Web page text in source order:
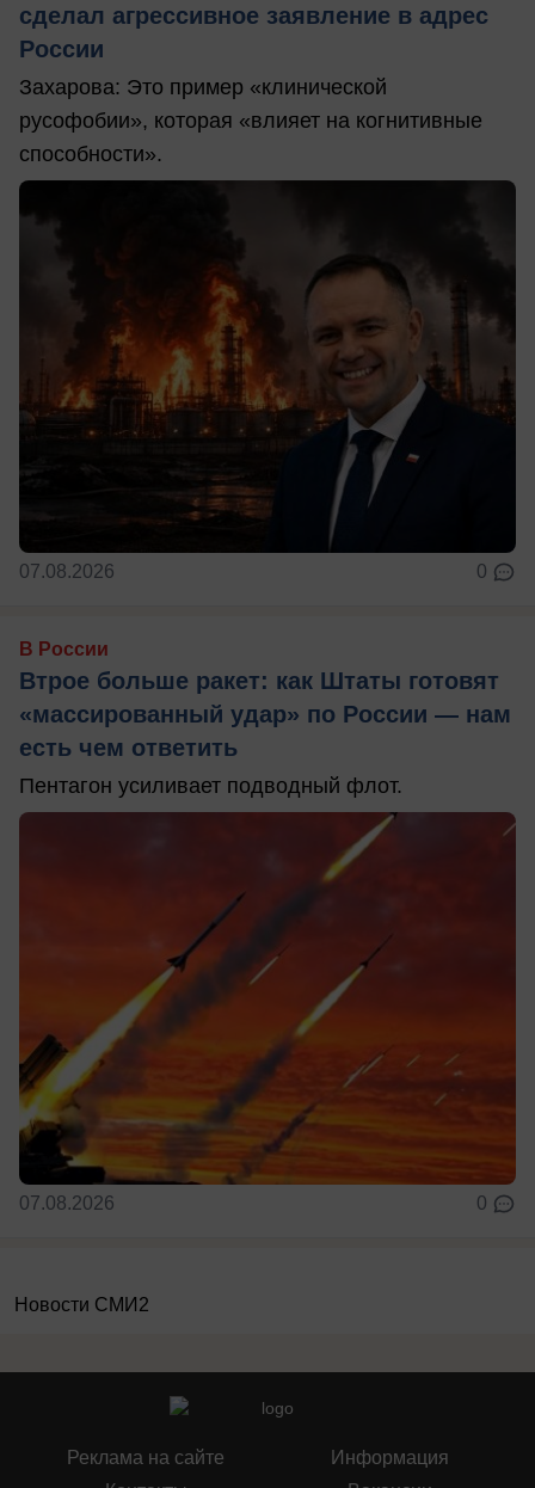
сделал агрессивное заявление в адрес
России
Захарова: Это пример «клинической
русофобии», которая «влияет на когнитивные
способности».
07.08.2026 0
В России
Втрое больше ракет: как Штаты готовят
«массированный удар» по России — нам
есть чем ответить
Пентагон усиливает подводный флот.
07.08.2026 0
Новости СМИ2
Реклама на сайте
Информация